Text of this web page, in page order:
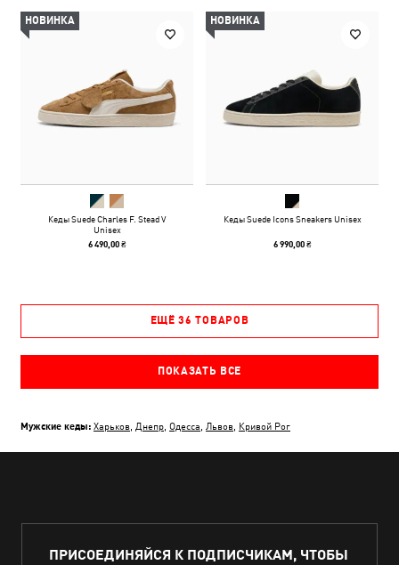
НОВИНКА
Кеды Suede Charles F. Stead V
Unisex
6 490,00 ₴
НОВИНКА
Кеды Suede Icons Sneakers Unisex
6 990,00 ₴
ЕЩЁ 36 ТОВАРОВ
ПОКАЗАТЬ ВСЕ
Мужские кеды: Харьков Днепр Одесса Львов Кривой Рог
ПРИСОЕДИНЯЙСЯ К ПОДПИСЧИКАМ, ЧТОБЫ